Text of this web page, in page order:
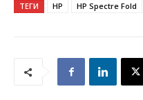
ТЕГИ HP HP Spectre Fold